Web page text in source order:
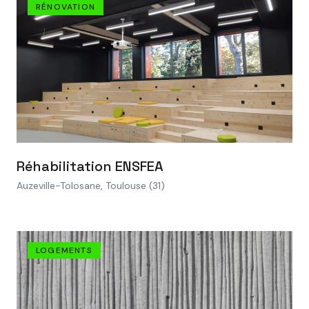
VOIR LE PROJET
RÉNOVATION
Réhabilitation ENSFEA
Auzeville-Tolosane, Toulouse (31)
LOGEMENTS